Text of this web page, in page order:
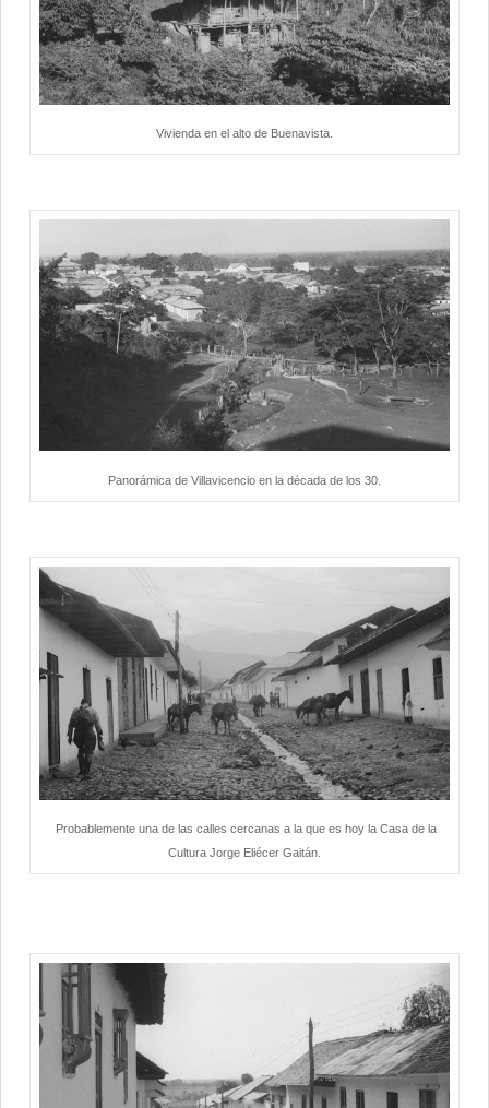
Vivienda en el alto de Buenavista.
Panorámica de Villavicencio en la década de los 30.
Probablemente una de las calles cercanas a la que es hoy la Casa de la
Cultura Jorge Eliécer Gaitán.